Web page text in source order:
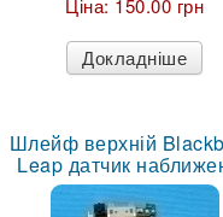
Ціна: 150.00 грн
Докладніше
Шлейф верхній
Leap датчик